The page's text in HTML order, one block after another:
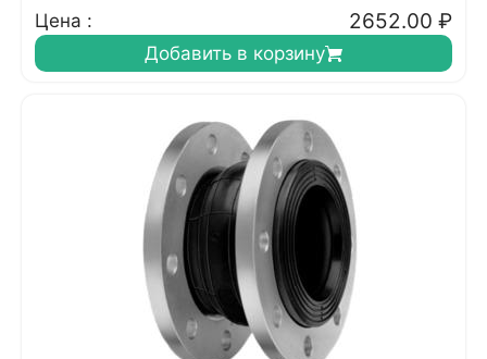
Цена :
2652.00 ₽
Добавить в корзину